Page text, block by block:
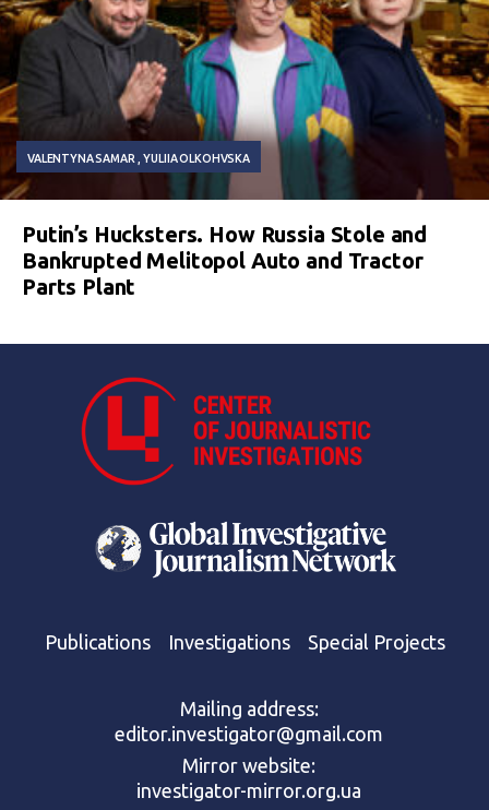
VALENTYNA SAMAR YULIIA OLKOHVSKA
Putin’s Hucksters. How Russia Stole and
Bankrupted Melitopol Auto and Tractor
Parts Plant
Publications Investigations Special Projects
Mailing address:
editor.investigator@gmail.com
Mirror website:
investigator-mirror.org.ua